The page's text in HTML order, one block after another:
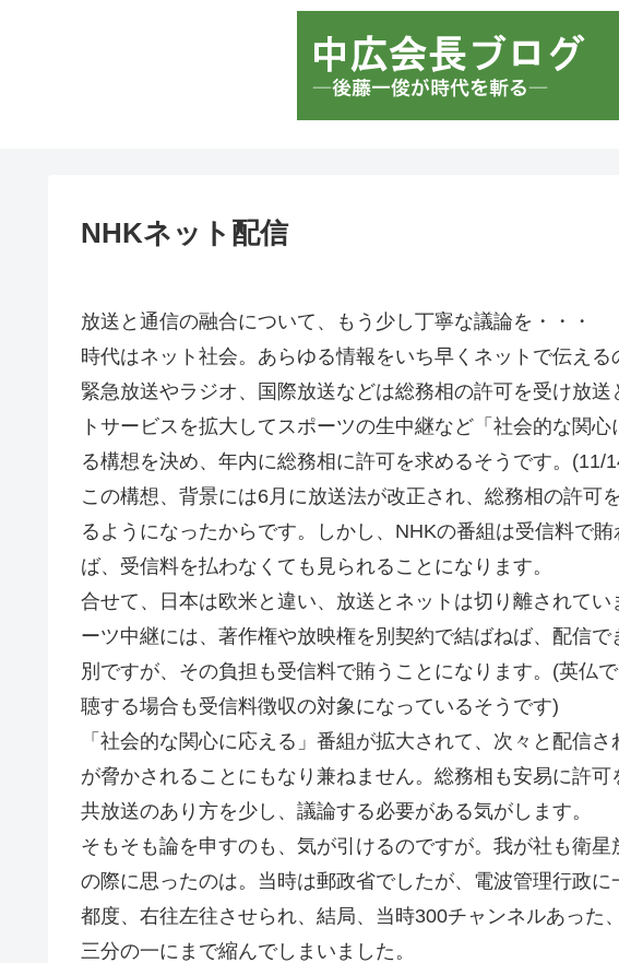
NHKネット配信
放送と通信の融合について、もう少し丁寧な議論を・・・
時代はネット社会。あらゆる情報をいち早くネットで伝え
緊急放送やラジオ、国際放送などは総務相の許可を受け放
トサービスを拡大してスポーツの生中継など「社会的な関
る構想を決め、年内に総務相に許可を求めるそうです。(11/
この構想、背景には6月に放送法が改正され、総務相の許可
るようになったからです。しかし、NHKの番組は受信料で
ば、受信料を払わなくても見られることになります。
合せて、日本は欧米と違い、放送とネットは切り離されて
ーツ中継には、著作権や放映権を別契約で結ばねば、配信
別ですが、その負担も受信料で賄うことになります。(英仏
聴する場合も受信料徴収の対象になっているそうです)
「社会的な関心に応える」番組が拡大されて、次々と配信
が脅かされることにもなり兼ねません。総務相も安易に許
共放送のあり方を少し、議論する必要がある気がします。
そもそも論を申すのも、気が引けるのですが。我が社も衛
の際に思ったのは。当時は郵政省でしたが、電波管理行政
都度、右往左往させられ、結局、当時300チャンネルあった
三分の一にまで縮んでしまいました。